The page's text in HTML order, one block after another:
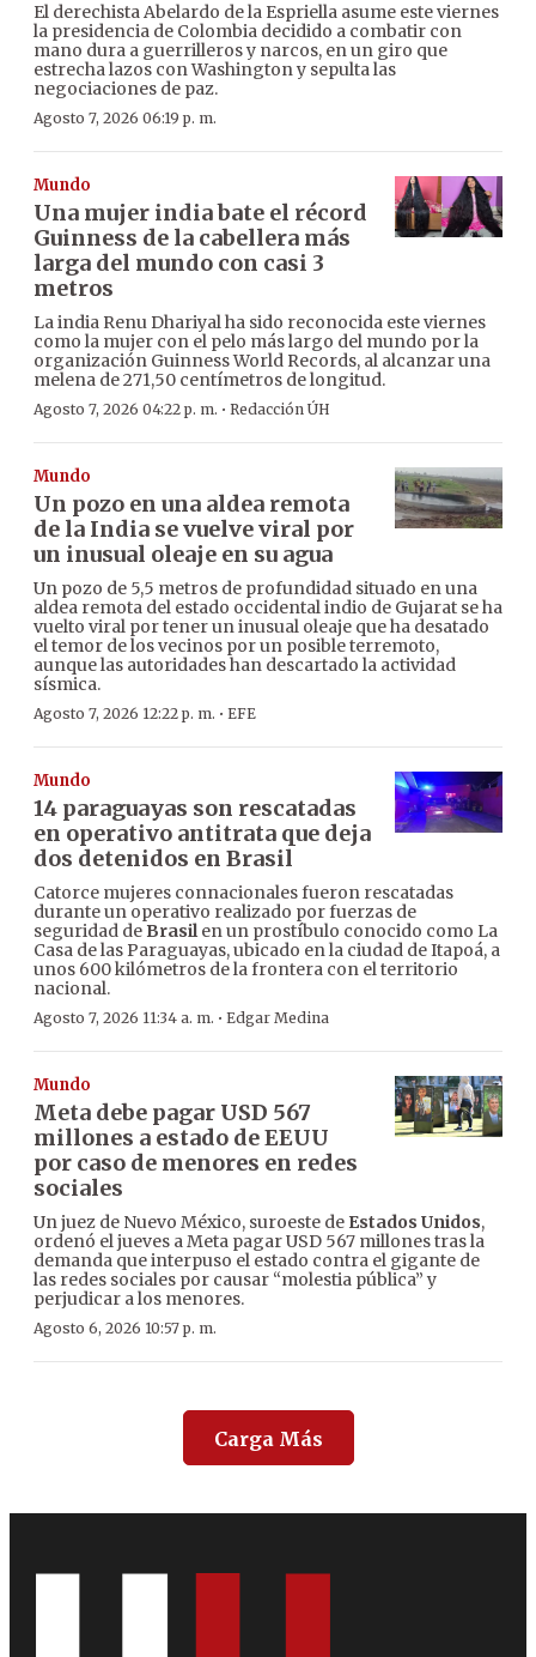
El derechista Abelardo de la Espriella asume este viernes
la presidencia de Colombia decidido a combatir con
mano dura a guerrilleros y narcos, en un giro que
estrecha lazos con Washington y sepulta las
negociaciones de paz.
Agosto 7, 2026 06:19 p. m.
Mundo
Una mujer india bate el récord
Guinness de la cabellera más
larga del mundo con casi 3
metros
La india Renu Dhariyal ha sido reconocida este viernes
como la mujer con el pelo más largo del mundo por la
organización Guinness World Records, al alcanzar una
melena de 271,50 centímetros de longitud.
Agosto 7, 2026 04:22 p. m. · Redacción ÚH
Mundo
Un pozo en una aldea remota
de la India se vuelve viral por
un inusual oleaje en su agua
Un pozo de 5,5 metros de profundidad situado en una
aldea remota del estado occidental indio de Gujarat se ha
vuelto viral por tener un inusual oleaje que ha desatado
el temor de los vecinos por un posible terremoto,
aunque las autoridades han descartado la actividad
sísmica.
Agosto 7, 2026 12:22 p. m. · EFE
Mundo
14 paraguayas son rescatadas
en operativo antitrata que deja
dos detenidos en Brasil
Catorce mujeres connacionales fueron rescatadas
durante un operativo realizado por fuerzas de
seguridad de Brasilen un prostíbulo conocido como La
Casa de las Paraguayas, ubicado en la ciudad de Itapoá, a
unos 600 kilómetros de la frontera con el territorio
nacional.
Agosto 7, 2026 11:34 a. m. · Edgar Medina
Mundo
Meta debe pagar USD 567
millones a estado de EEUU
por caso de menores en redes
sociales
Un juez de Nuevo México, suroeste de Estados Unidos,
ordenó el jueves a Meta pagar USD 567 millones tras la
demanda que interpuso el estado contra el gigante de
las redes sociales por causar “molestia pública” y
perjudicar a los menores.
Agosto 6, 2026 10:57 p. m.
Carga Más